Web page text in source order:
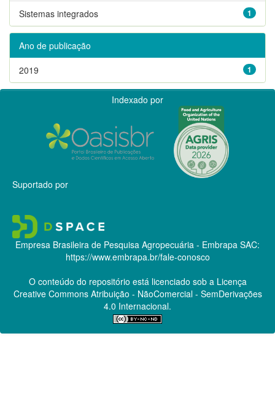
1
Sistemas integrados
Ano de publicação
1
2019
Indexado por
Suportado por
Empresa Brasileira de Pesquisa Agropecuária - Embrapa SAC:
https://www.embrapa.br/fale-conosco
O conteúdo do repositório está licenciado sob a Licença
Creative CommonsAtribuição - NãoComercial - SemDerivações
4.0 Internacional.